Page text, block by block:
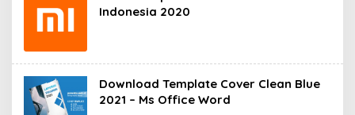
Indonesia 2020
Download Template Cover Clean Blue
2021 – Ms Office Word